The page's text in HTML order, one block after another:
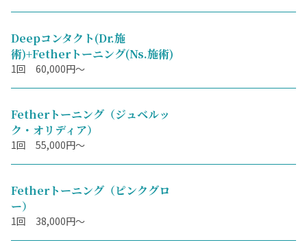
Deepコンタクト(Dr.施
術)+Fetherトーニング(Ns.施術)
1回 60,000円～
Fetherトーニング（ジュベルッ
ク・オリディア）
1回 55,000円～
Fetherトーニング（ピンクグロ
ー）
1回 38,000円～